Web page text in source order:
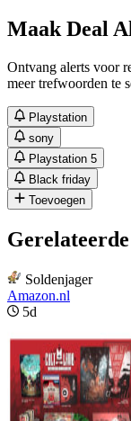
Maak Deal
Ontvang alerts voor
meer trefwoorden te
Playstation
sony
Playstation 5
Black friday
Toevoegen
Soldenjager
Amazon.nl
5d